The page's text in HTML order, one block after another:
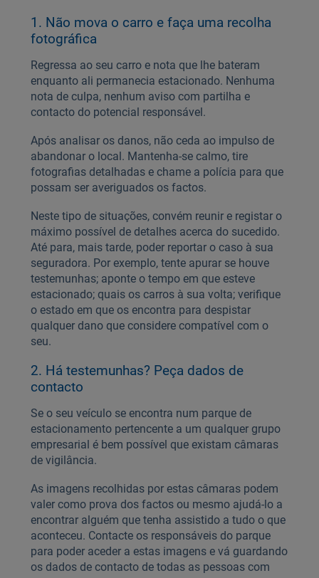
1. Não mova o carro e faça uma recolha
fotográfica
Regressa ao seu carro e nota que lhe bateram
enquanto ali permanecia estacionado. Nenhuma
nota de culpa, nenhum aviso com partilha e
contacto do potencial responsável.
Após analisar os danos, não ceda ao impulso de
abandonar o local. Mantenha-se calmo, tire
fotografias detalhadas e chame a polícia para que
possam ser averiguados os factos.
Neste tipo de situações, convém reunir e registar o
máximo possível de detalhes acerca do sucedido.
Até para, mais tarde, poder reportar o caso à sua
seguradora. Por exemplo, tente apurar se houve
testemunhas; aponte o tempo em que esteve
estacionado; quais os carros à sua volta; verifique
o estado em que os encontra para despistar
qualquer dano que considere compatível com o
seu.
2. Há testemunhas? Peça dados de
contacto
Se o seu veículo se encontra num parque de
estacionamento pertencente a um qualquer grupo
empresarial é bem possível que existam câmaras
de vigilância.
As imagens recolhidas por estas câmaras podem
valer como prova dos factos ou mesmo ajudá-lo a
encontrar alguém que tenha assistido a tudo o que
aconteceu. Contacte os responsáveis do parque
para poder aceder a estas imagens e vá guardando
os dados de contacto de todas as pessoas com